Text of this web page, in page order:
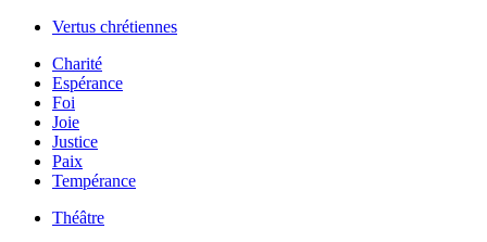
Vertus chrétiennes
Charité
Espérance
Foi
Joie
Justice
Paix
Tempérance
Théâtre